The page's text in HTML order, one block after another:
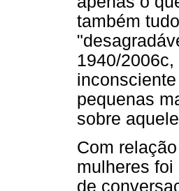
também
1940/
pequenas
sobre
Com
mulheres
de